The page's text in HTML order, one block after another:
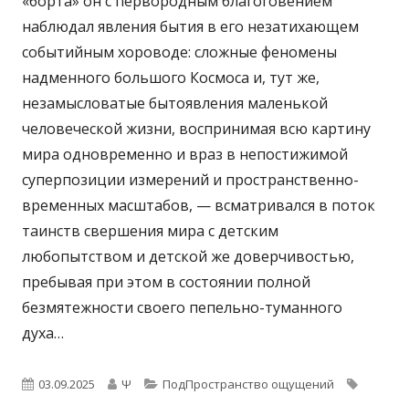
наблюдал явления бытия в его незатихающем
событийным хороводе: сложные феномены
надменного большого Космоса и, тут же,
незамысловатые бытоявления маленькой
человеческой жизни, воспринимая всю картину
мира одновременно и враз в непостижимой
суперпозиции измерений и пространственно-
временных масштабов, — всматривался в поток
таинств свершения мира с детским
любопытством и детской же доверчивостью,
пребывая при этом в состоянии полной
безмятежности своего пепельно-туманного
духа…
Опубликовано
03.09.2025 Автор
Ψ Рубрики
ПодПространство ощущений